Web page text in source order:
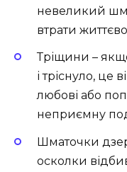
невеликий
втрати
Тріщини –
і тріснуло, це
любові або
неприємну
Шматочки
осколки